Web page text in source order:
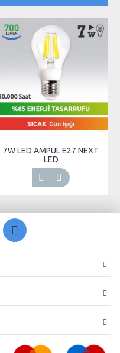
7W LED AMPÜL E27 NEXT
LED